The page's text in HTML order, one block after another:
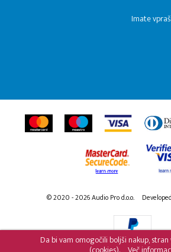
Da bi vam omogočili boljši nakup,
Imate
© 2020 - 2026 Audio Pro d.o.o.